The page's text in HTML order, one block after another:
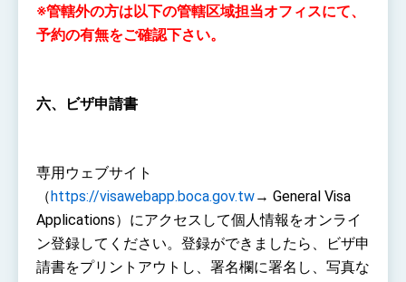
※管轄外の方は以下の管轄区域担当オフィスにて、
予約の有無をご確認下さい。
六、ビザ申請書
専用ウェブサイト
（https://visawebapp.boca.gov.tw→ General Visa
Applications）にアクセスして個人情報をオンライ
ン登録してください。登録ができましたら、ビザ申
請書をプリントアウトし、署名欄に署名し、写真な